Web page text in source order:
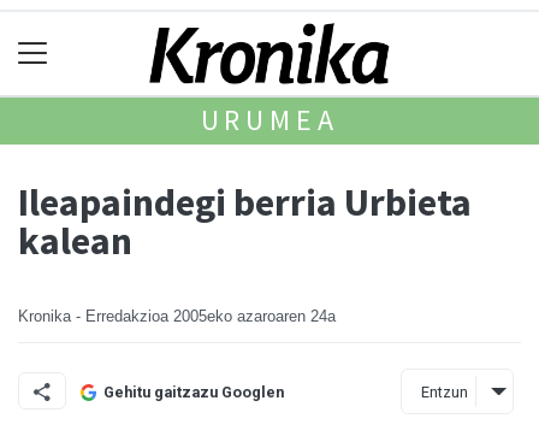
URUMEA
Ileapaindegi berria Urbieta
kalean
Kronika - Erredakzioa 2005eko azaroaren 24a
Gehitu gaitzazu Googlen Entzun